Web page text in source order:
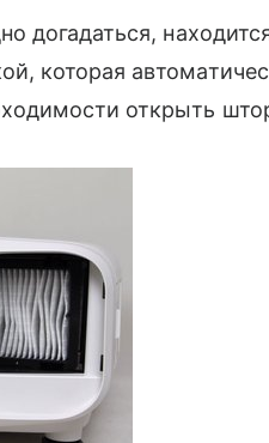
догадаться,
которая
открыть